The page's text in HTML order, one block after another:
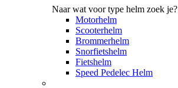
Naar wat voor type helm zoek je?
Motorhelm
Scooterhelm
Brommerhelm
Snorfietshelm
Fietshelm
Speed Pedelec Helm